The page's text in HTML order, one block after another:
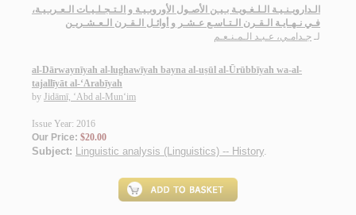
الـدارويـنـيـة الـلـغـويـة بـيـن الأصـول الأوروبـيـة و الـتـجـلـيـات الـعـربـيـة،
فـي نـهـايـة الـقـرن الـتـاسـع عـشـر و أوائـل الـقـرن الـعـشـريـن
لـ جـدامـي، عـبـد الـمـنـعـم
al-Dārwaynīyah al-lughawīyah bayna al-uṣūl al-Ūrūbbīyah wa-al-
tajallīyāt al-‘Arabīyah
by Jidāmī, ‘Abd al-Mun‘im
Issue Year: 2016
Our Price: $20.00
Subject: Linguistic analysis (Linguistics) -- History.